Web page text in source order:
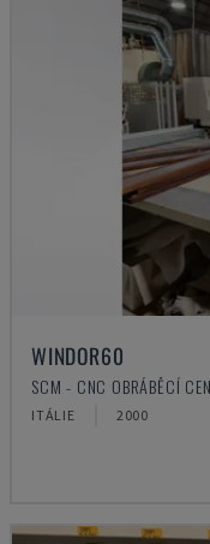
WINDOR60
SCM - CNC OBRÁBĚCÍ
ITÁLIE 2000